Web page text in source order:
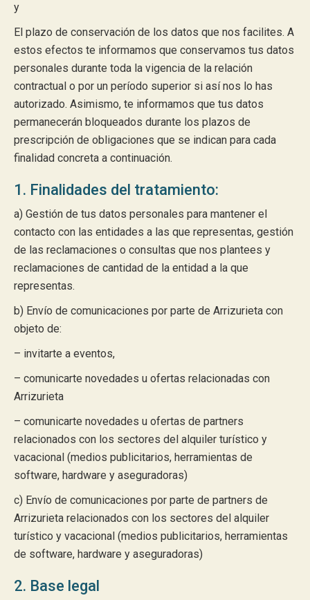
y
El plazo de conservación de los datos que nos facilites. A
estos efectos te informamos que conservamos tus datos
personales durante toda la vigencia de la relación
contractual o por un período superior si así nos lo has
autorizado. Asimismo, te informamos que tus datos
permanecerán bloqueados durante los plazos de
prescripción de obligaciones que se indican para cada
finalidad concreta a continuación.
1. Finalidades del tratamiento:
a) Gestión de tus datos personales para mantener el
contacto con las entidades a las que representas, gestión
de las reclamaciones o consultas que nos plantees y
reclamaciones de cantidad de la entidad a la que
representas.
b) Envío de comunicaciones por parte de Arrizurieta con
objeto de:
– invitarte a eventos,
– comunicarte novedades u ofertas relacionadas con
Arrizurieta
– comunicarte novedades u ofertas de partners
relacionados con los sectores del alquiler turístico y
vacacional (medios publicitarios, herramientas de
software, hardware y aseguradoras)
c) Envío de comunicaciones por parte de partners de
Arrizurieta relacionados con los sectores del alquiler
turístico y vacacional (medios publicitarios, herramientas
de software, hardware y aseguradoras)
2. Base legal